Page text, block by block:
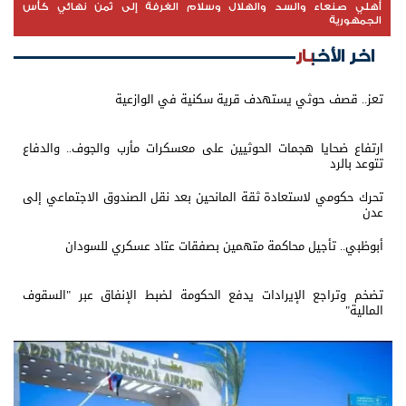
أهلي صنعاء والسد والهلال وسلام الغرفة إلى ثمن نهائي كأس
الجمهورية
اخر الأخبار
تعز.. قصف حوثي يستهدف قرية سكنية في الوازعية
ارتفاع ضحايا هجمات الحوثيين على معسكرات مأرب والجوف.. والدفاع
تتوعد بالرد
تحرك حكومي لاستعادة ثقة المانحين بعد نقل الصندوق الاجتماعي إلى
عدن
أبوظبي.. تأجيل محاكمة متهمين بصفقات عتاد عسكري للسودان
تضخم وتراجع الإيرادات يدفع الحكومة لضبط الإنفاق عبر "السقوف
المالية"